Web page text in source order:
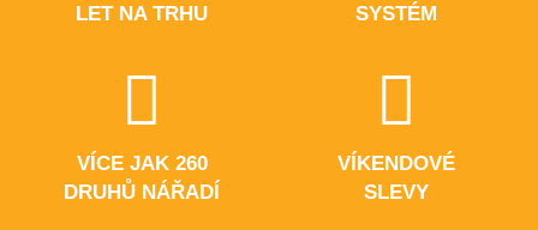
LET NA TRHU
SYSTÉM
VÍCE JAK 260
DRUHŮ NÁŘADÍ
VÍKENDOVÉ
SLEVY